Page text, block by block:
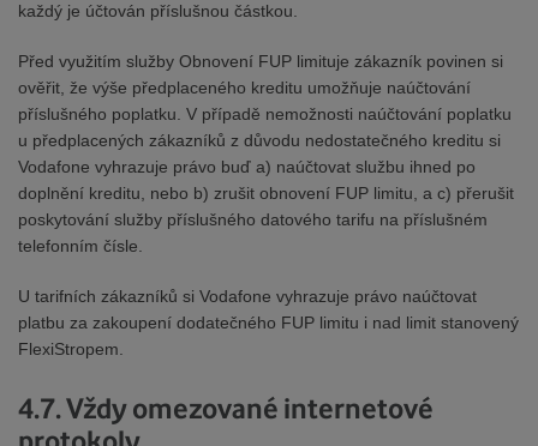
každý je účtován příslušnou částkou.
Před využitím služby Obnovení FUP limituje zákazník povinen si
ověřit, že výše předplaceného kreditu umožňuje naúčtování
příslušného poplatku. V případě nemožnosti naúčtování poplatku
u předplacených zákazníků z důvodu nedostatečného kreditu si
Vodafone vyhrazuje právo buď a) naúčtovat službu ihned po
doplnění kreditu, nebo b) zrušit obnovení FUP limitu, a c) přerušit
poskytování služby příslušného datového tarifu na příslušném
telefonním čísle.
U tarifních zákazníků si Vodafone vyhrazuje právo naúčtovat
platbu za zakoupení dodatečného FUP limitu i nad limit stanovený
FlexiStropem.
4.7. Vždy omezované internetové